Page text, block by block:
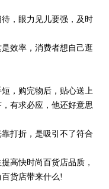
，眼力见儿要强，及时
效率，消费者想自己逛
，购完物后，贴心送上
有求必应，他还好意思
打折，是吸引不了符合
快时尚百货店品质，
货店带来什么!